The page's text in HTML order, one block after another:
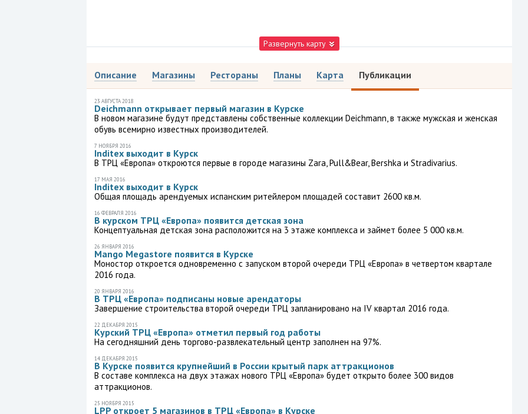
Развернуть карту
Описание Магазины Рестораны Планы Карта Публикации
23 АВГУСТА 2018
Deichmann открывает первый магазин в Курске
В новом магазине будут представлены собственные коллекции Deichmann, в также мужская и женская
обувь всемирно известных производителей.
7 НОЯБРЯ 2016
Inditex выходит в Курск
В ТРЦ «Европа» откроются первые в городе магазины Zara, Pull&Bear, Bershka и Stradivarius.
17 МАЯ 2016
Inditex выходит в Курск
Общая площадь арендуемых испанским ритейлером площадей составит 2600 кв.м.
16 ФЕВРАЛЯ 2016
В курском ТРЦ «Европа» появится детская зона
Концептуальная детская зона расположится на 3 этаже комплекса и займет более 5 000 кв.м.
26 ЯНВАРЯ 2016
Mango Megastore появится в Курске
Моностор откроется одновременно с запуском второй очереди ТРЦ «Европа» в четвертом квартале
2016 года.
20 ЯНВАРЯ 2016
В ТРЦ «Европа» подписаны новые арендаторы
Завершение строительства второй очереди ТРЦ запланировано на IV квартал 2016 года.
22 ДЕКАБРЯ 2015
Курский ТРЦ «Европа» отметил первый год работы
На сегодняшний день торгово-развлекательный центр заполнен на 97%.
14 ДЕКАБРЯ 2015
В Курске появится крупнейший в России крытый парк аттракционов
В составе комплекса на двух этажах нового ТРЦ «Европа» будет открыто более 300 видов
аттракционов.
25 НОЯБРЯ 2015
LPP откроет 5 магазинов в ТРЦ «Европа» в Курске